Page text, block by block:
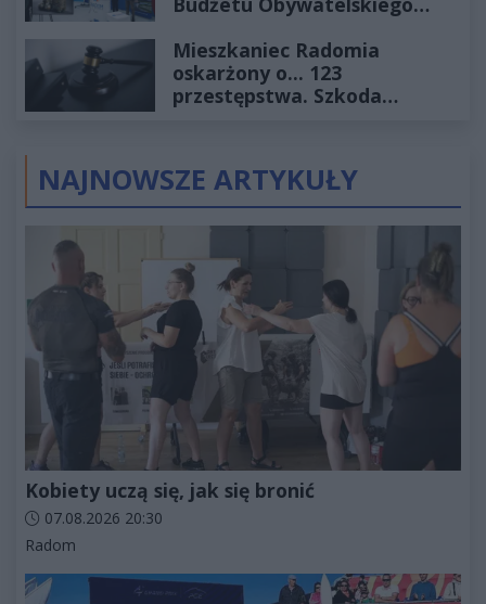
Mieszkaniec Radomia
oskarżony o... 123
przestępstwa. Szkoda
NAJNOWSZE ARTYKUŁY
Kobiety uczą się, jak się bronić
Data dodania artykułu:
07.08.2026 20:30
Kategorie artykułu:
Radom